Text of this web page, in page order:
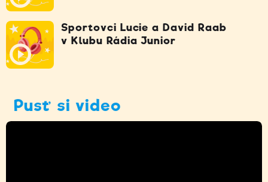
Sportovci Lucie a David Raab
v Klubu Rádia Junior
Pusť si video